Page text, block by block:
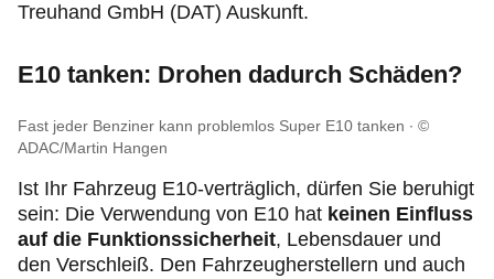
Treuhand GmbH (DAT) Auskunft.
E10 tanken: Drohen dadurch Schäden?
Fast jeder Benziner kann problemlos Super E10 tanken
©
ADAC/Martin Hangen
Ist Ihr Fahrzeug E10-verträglich, dürfen Sie beruhigt
sein: Die Verwendung von E10 hat keinen Einfluss
auf die Funktionssicherheit, Lebensdauer und
den Verschleiß. Den Fahrzeugherstellern und auch